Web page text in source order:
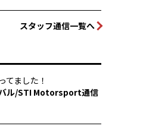
スタッフ通信一覧へ
てました！
ル/STI Motorsport通信